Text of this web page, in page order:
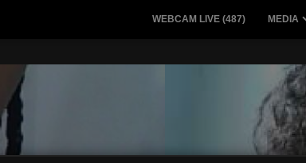
WEBCAM LIVE (487) MEDIA